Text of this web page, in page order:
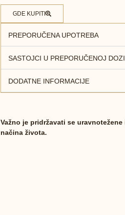
GDE KUPITI
PREPORUČENA UPOTREBA
SASTOJCI U PREPORUČENOJ DOZI
DODATNE INFORMACIJE
Važno je pridržavati se
načina života.